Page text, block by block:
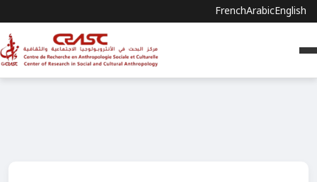
FrenchArabicEnglish